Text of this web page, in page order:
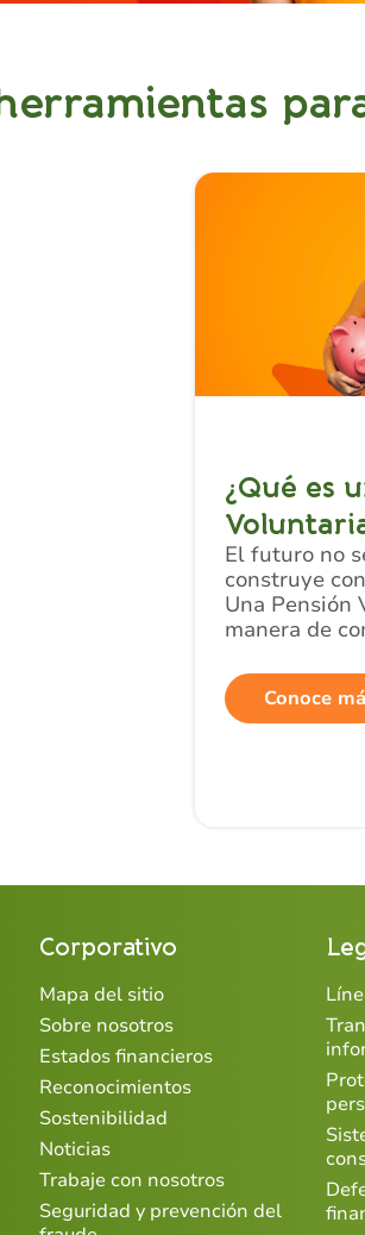
¿Qué es
El futuro no
construye
Una Pensión
manera de
Conoce
Corporativo
Mapa del sitio
Sobre nosotros
Estados financieros
Reconocimientos
Sostenibilidad
Noticias
Trabaje con nosotros
Seguridad y prevención del